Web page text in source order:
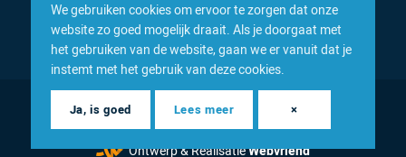
© 2026 Inacom — Sterk in spareparts, consumables en
componenten
Ontwerp & RealisatieWebvriend
We gebruiken cookies om ervoor te zorgen dat onze
website zo goed mogelijk draait. Als je doorgaat met
het gebruiken van de website, gaan we er vanuit dat je
instemt met het gebruik van deze cookies.
Ja, is goed Lees meer ×